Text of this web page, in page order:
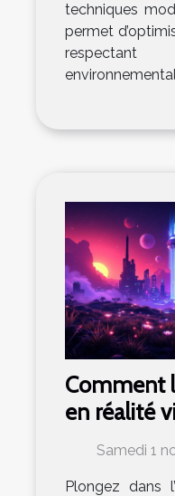
techniques
permet
Comment
en réalité
paysage
Samedi 1
Plongez dans